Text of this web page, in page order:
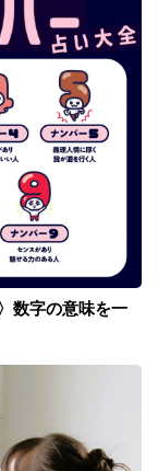
数字の意味を一